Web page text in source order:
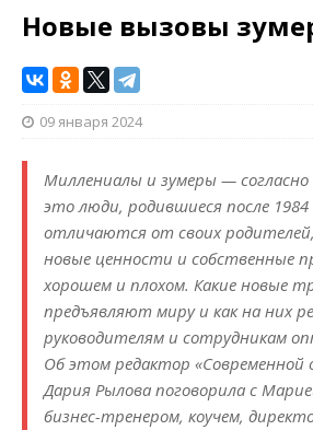
Новые вызовы
09 января 2024
Миллениалы и зумеры —
это люди, родившиеся после
отличаются от своих
новые ценности и собственные
хорошем и плохом. Какие новые
предъявляют миру и как на них
руководителям и сотрудникам
Об этом редактор
Дария Рылова поговорила с
бизнес-тренером, коучем,